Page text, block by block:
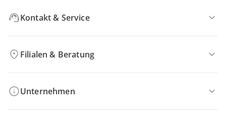
Kontakt & Service
Filialen & Beratung
Unternehmen